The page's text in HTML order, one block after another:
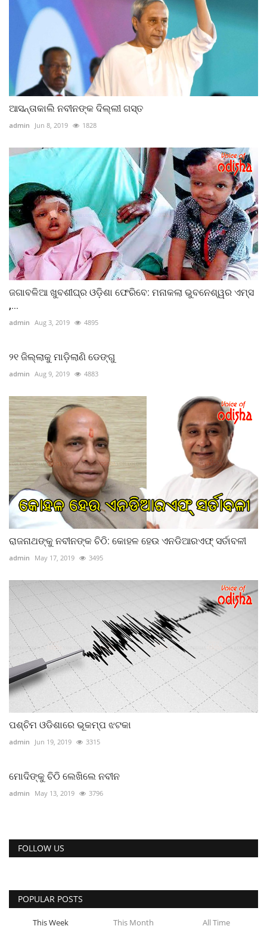
ଆସନ୍ତାକାଲି ନବୀନଙ୍କ ଦିଲ୍ଲୀ ଗସ୍ତ
admin Jun 8, 2019 1828
ଜଗାବଳିଆ ଖୁବଶୀଘ୍ର ଓଡ଼ିଶା ଫେରିବେ: ମନାକଲା ଭୁବନେଶ୍ୱର ଏମ୍ସ
,...
admin Aug 3, 2019 4895
୨୧ ଜିଲ୍ଲାକୁ ମାଡ଼ିଲାଣି ଡେଙ୍ଗୁ
admin Aug 9, 2019 4883
ରାଜନାଥଙ୍କୁ ନବୀନଙ୍କ ଚିଠି: କୋହଳ ହେଉ ଏନଡିଆରଏଫ୍ ସର୍ତାବଳୀ
admin May 17, 2019 3495
ପଶ୍ଚିମ ଓଡିଶାରେ ଭୂକମ୍ପ ଝଟକା
admin Jun 19, 2019 3315
ମୋଦିଙ୍କୁ ଚିଠି ଲେଖିଲେ ନବୀନ
admin May 13, 2019 3796
FOLLOW US
POPULAR POSTS
This Week This Month All Time